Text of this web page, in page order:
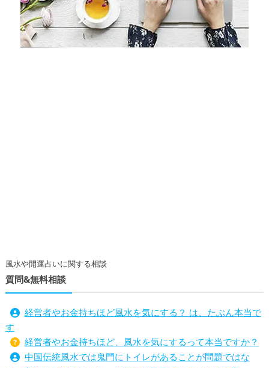
風水や開運占いに関する相談
質問&無料相談
経営者やお金持ちほど風水を気にする？ は、たぶん本当で
す
経営者やお金持ちほど、風水を気にするって本当ですか？
中国伝統風水では鬼門にトイレがあることが問題ではな